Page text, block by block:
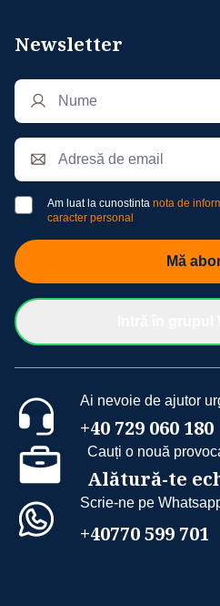
Newsletter
Am luat la cunostinta nota de
caracter personal
Mă
Ai nevoie de ajutor
+40 729 060 180
Cauți o nouă
Alătură-te
Scrie-ne pe
+40770 599 701